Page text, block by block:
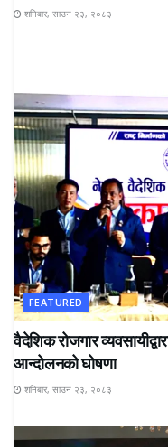
शनिबार, साउन २३, २०८३
FEATURED
वैदेशिक रोजगार
आन्दोलनको घोषणा
शनिबार, साउन २३, २०८३